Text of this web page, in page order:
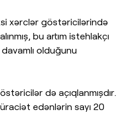
xərclər göstəricilərində
bu artım istehlakçı
olduğunu
də açıqlanmışdır.
edənlərin sayı 20